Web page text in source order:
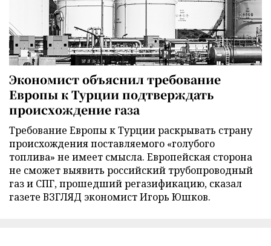
Экономист объяснил требование
Европы к Турции подтверждать
происхождение газа
Требование Европы к Турции раскрывать страну
происхождения поставляемого «голубого
топлива» не имеет смысла. Европейская сторона
не сможет выявить российский трубопроводный
газ и СПГ, прошедший регазификацию, сказал
газете ВЗГЛЯД экономист Игорь Юшков.